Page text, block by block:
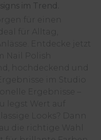
im Trend.
für einen
für Alltag,
Entdecke jetzt
Nail Polish
hochdeckend und
im Studio
Ergebnisse –
legst Wert auf
Looks? Dann
die richtige Wahl